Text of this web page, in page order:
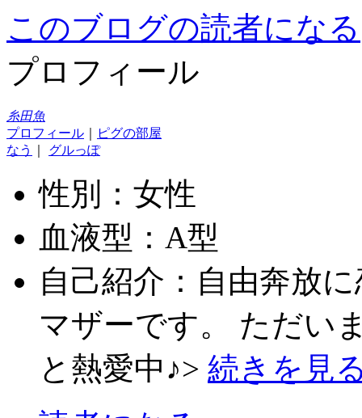
このブログの読者になる
プロフィール
糸田魚
プロフィール
ピグの部屋
なう
グルっぽ
性別：女性
血液型：A型
自己紹介：自由奔放
マザーです。 ただい
と熱愛中♪> 続きを見